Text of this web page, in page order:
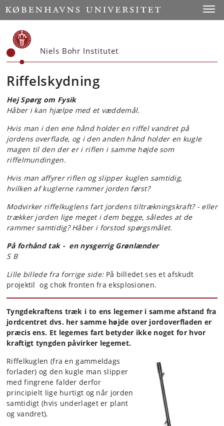
Start
Niels Bohr Institutet
Riffelskydning
Hej Spørg om Fysik
Håber i kan hjælpe med et væddemål.
Hvis man i den ene hånd holder en riffel vandret på
jordens overflade, og i den anden hånd holder en kugle
magen til den der er i riflen i samme højde som
riffelmundingen.
Hvis man affyrer riflen og slipper kuglen samtidig,
hvilken af kuglerne rammer jorden først?
Modvirker riffelkuglens fart jordens tiltrækningskraft? - eller
trækker jorden lige meget i dem begge, således at de
rammer samtidig? Håber i forstod spørgsmålet.
På forhånd tak -en nysgerrig Grønlænder
S B
Lille billede fra forrige side:På billedet ses et afskudt
projektil og chok fronten fra eksplosionen.
Tyngdekraftens træk i to ens legemer i samme afstand fra
jordcentret dvs. her samme højde over jordoverfladen er
præcis ens. Et legemes fart betyder ikke noget for hvor
kraftigt tyngden påvirker legemet.
Riffelkuglen (fra en gammeldags
forlader) og den kugle man slipper
med fingrene falder derfor
principielt lige hurtigt og når jorden
samtidigt (hvis underlaget er plant
og vandret).